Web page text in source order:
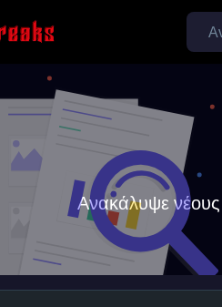
Ανακάλυψε νέους